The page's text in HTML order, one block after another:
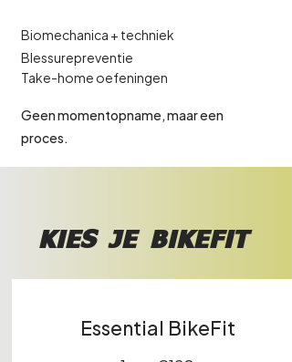
Biomechanica + techniek
Blessurepreventie
Take-home oefeningen
Geen momentopname, maar een
proces.
KIES JE BIKEFIT
Essential BikeFit